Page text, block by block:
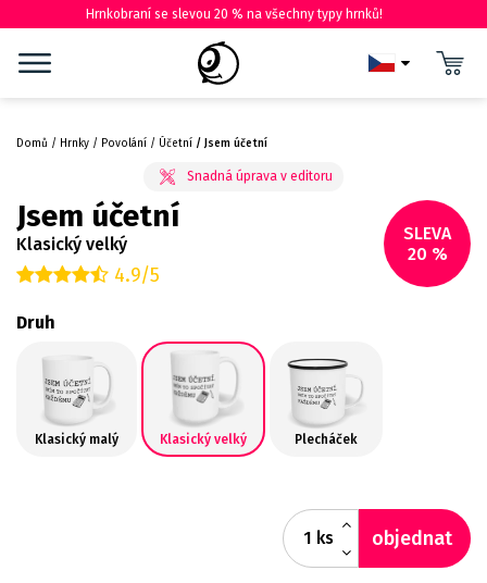
Hrnkobraní se slevou 20 % na všechny typy hrnků!
Domů Hrnky Povolání Účetní Jsem účetní
SLEVA
20 %
Jsem účetní
Klasický velký
4.9/5
Druh
Klasický malý Klasický velký Plecháček
ks objednat